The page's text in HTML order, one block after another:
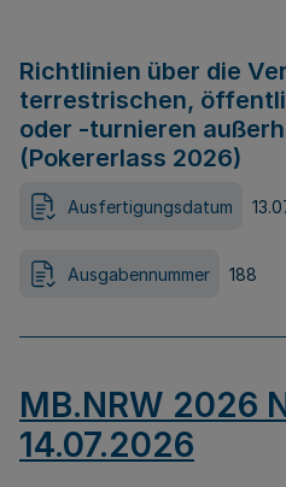
Richtlinien über die
terrestrischen,
oder -turnieren
(Pokererlass 2026)
Ausfertigungsdatum
Ausgabennummer 188
MB.NRW 2026
14.07.2026